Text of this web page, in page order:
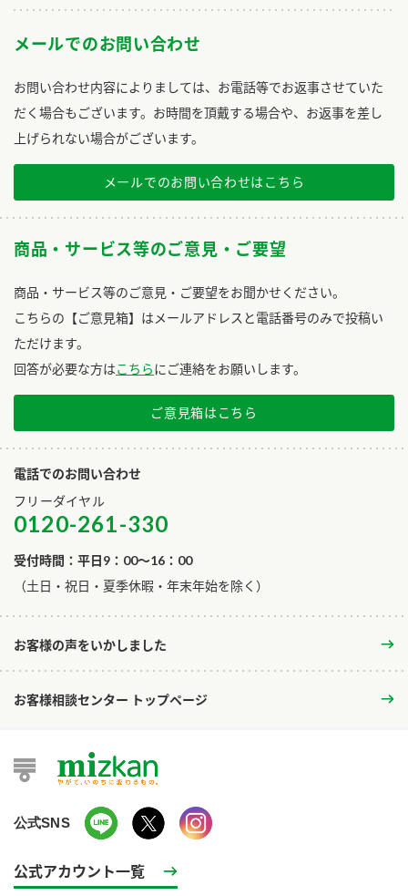
メールでのお問い合わせ
お問い合わせ内容によりましては、お電話等でお返事させていた
だく場合もございます。お時間を頂戴する場合や、お返事を差し
上げられない場合がございます。
メールでのお問い合わせはこちら
商品・サービス等のご意見・ご要望
商品・サービス等のご意見・ご要望をお聞かせください。
こちらの【ご意見箱】はメールアドレスと電話番号のみで投稿い
ただけます。
回答が必要な方はこちらにご連絡をお願いします。
ご意見箱はこちら
電話でのお問い合わせ
フリーダイヤル
0120-261-330
受付時間：平日9：00～16：00
​（土日・祝日・夏季休暇・年末年始を除く）
お客様の声をいかしました
お客様相談センター トップページ
公式SNS
公式アカウント一覧